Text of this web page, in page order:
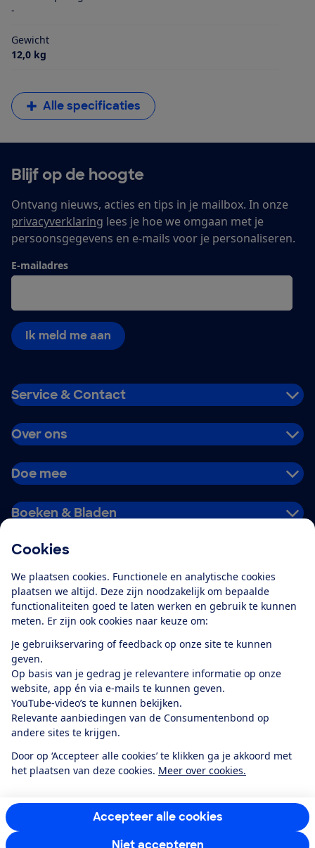
Cookies
We plaatsen cookies. Functionele en analytische cookies
plaatsen we altijd. Deze zijn noodzakelijk om bepaalde
functionaliteiten goed te laten werken en gebruik te kunnen
meten. Er zijn ook cookies naar keuze om:
Je gebruikservaring of feedback op onze site te kunnen
geven.
Op basis van je gedrag je relevantere informatie op onze
website, app én via e-mails te kunnen geven.
YouTube-video’s te kunnen bekijken.
Relevante aanbiedingen van de Consumentenbond op
andere sites te krijgen.
Door op ‘Accepteer alle cookies’ te klikken ga je akkoord met
het plaatsen van deze cookies. Meer over cookies.
Accepteer alle cookies
Niet accepteren
-
Gewicht
12,0 kg
Alle specificaties
Blijf op de hoogte
Ontvang nieuws, acties en tips in je mailbox. In onze
privacyverklaring lees je hoe we omgaan met je
persoonsgegevens en e-mails voor je personaliseren.
E-mailadres
Ik meld me aan
Service & Contact
Over ons
Doe mee
Boeken & Bladen
Alles over de
app
Algemene Voorwaarden
Privacyverklaring
Cookiebeleid
Privacyvoorkeuren
Toegankelijkheid
RSS-feed nieuws
Facebook
TwitterInstagram
YoutubeLinkedIn
12.901consumentenbeoordelen de Consumentenbondmet gemiddeld